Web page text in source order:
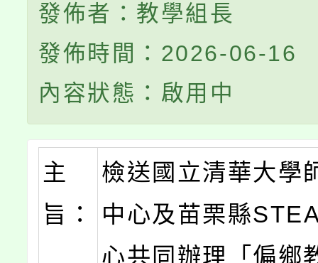
發佈者：教學組長
發佈時間：2026-06-16
內容狀態：啟用中
主
旨：
檢送國立清華大學
中心及苗栗縣
心共同辦理「偏鄉